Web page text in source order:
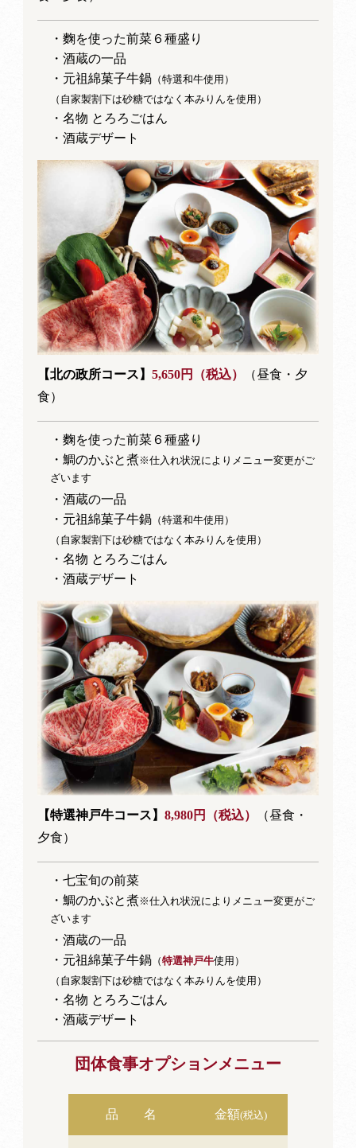
・麴を使った前菜６種盛り
・酒蔵の一品
・元祖綿菓子牛鍋（特選和牛使用）
（自家製割下は砂糖ではなく本みりんを使用）
・名物 とろろごはん
・酒蔵デザート
【北の政所コース】 5,650円（税込）
（昼食・夕
食）
・麴を使った前菜６種盛り
・鯛のかぶと煮※仕入れ状況によりメニュー変更がご
ざいます
・酒蔵の一品
・元祖綿菓子牛鍋（特選和牛使用）
（自家製割下は砂糖ではなく本みりんを使用）
・名物 とろろごはん
・酒蔵デザート
【特選神戸牛コース】 8,980円（税込）
（昼食・
夕食）
・七宝旬の前菜
・鯛のかぶと煮※仕入れ状況によりメニュー変更がご
ざいます
・酒蔵の一品
・元祖綿菓子牛鍋（特選神戸牛使用）
（自家製割下は砂糖ではなく本みりんを使用）
・名物 とろろごはん
・酒蔵デザート
団体食事オプションメニュー
品 名 金額(税込)